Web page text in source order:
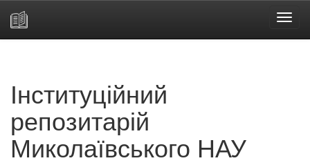
Інституційний
репозитарій
Миколаївського НАУ